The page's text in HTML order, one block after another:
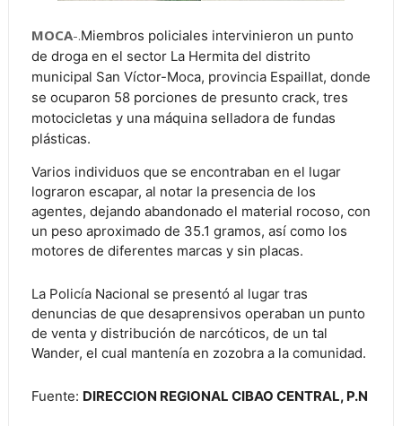
MOCA-.Miembros policiales intervinieron un punto
de droga en el sector La Hermita del distrito
municipal San Víctor-Moca, provincia Espaillat, donde
se ocuparon 58 porciones de presunto crack, tres
motocicletas y una máquina selladora de fundas
plásticas.
Varios individuos que se encontraban en el lugar
lograron escapar, al notar la presencia de los
agentes, dejando abandonado el material rocoso, con
un peso aproximado de 35.1 gramos, así como los
motores de diferentes marcas y sin placas.
La Policía Nacional se presentó al lugar tras
denuncias de que desaprensivos operaban un punto
de venta y distribución de narcóticos, de un tal
Wander, el cual mantenía en zozobra a la comunidad.
Fuente: DIRECCION REGIONAL CIBAO CENTRAL, P.N